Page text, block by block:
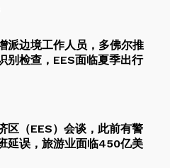
派边境工作人员，多佛尔推
别检查，EES面临夏季出行
区（EES）会谈，此前有警
延误，旅游业面临450亿美